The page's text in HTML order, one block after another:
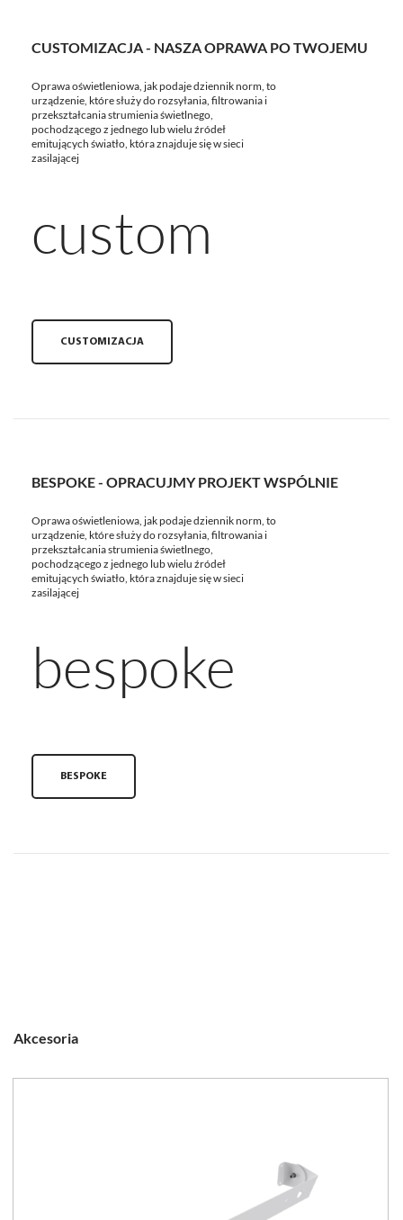
CUSTOMIZACJA - NASZA OPRAWA PO TWOJEMU
Oprawa oświetleniowa, jak podaje dziennik norm, to
urządzenie, które służy do rozsyłania, filtrowania i
przekształcania strumienia świetlnego,
pochodzącego z jednego lub wielu źródeł
emitujących światło, która znajduje się w sieci
zasilającej
custom
CUSTOMIZACJA
BESPOKE - OPRACUJMY PROJEKT WSPÓLNIE
Oprawa oświetleniowa, jak podaje dziennik norm, to
urządzenie, które służy do rozsyłania, filtrowania i
przekształcania strumienia świetlnego,
pochodzącego z jednego lub wielu źródeł
emitujących światło, która znajduje się w sieci
zasilającej
bespoke
BESPOKE
Akcesoria